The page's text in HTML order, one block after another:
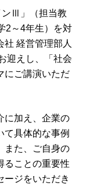
ンⅢ」（担当教
2～4年生）を対
経営管理部人
迎えし、「社会
にご講演いただ
に加え、企業の
て具体的な事例
また、ご自身の
ることの重要性
ージをいただき